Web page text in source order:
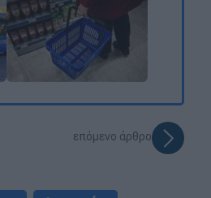
επόμενο άρθρο